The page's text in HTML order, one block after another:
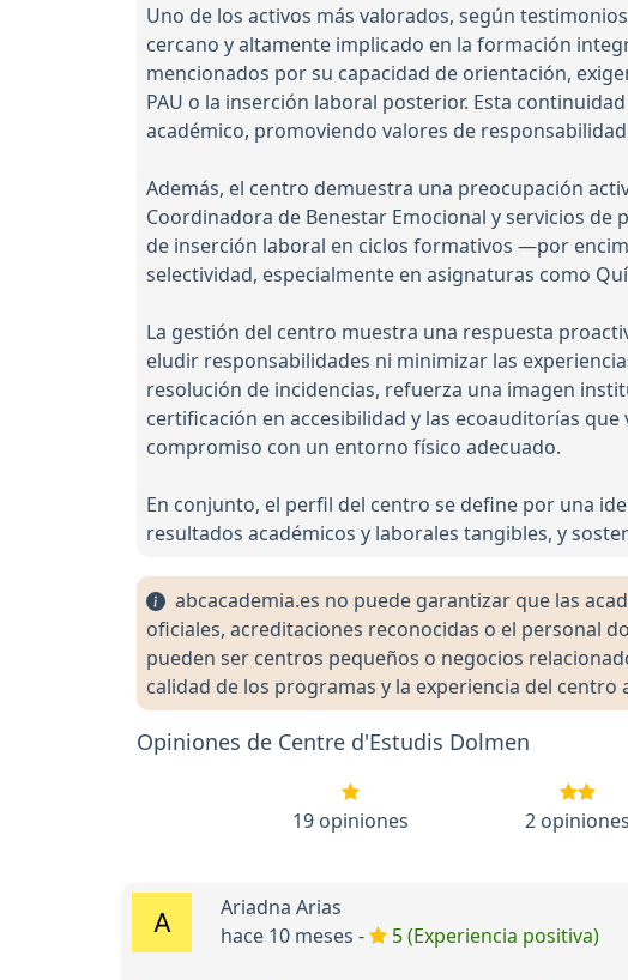
Uno de los activos más valorados, según
cercano y altamente implicado en la formación
mencionados por su capacidad de orientación,
PAU o la inserción laboral posterior. Esta
académico, promoviendo valores de
Además, el centro demuestra una preocupación
Coordinadora de Benestar Emocional y servicios de
de inserción laboral en ciclos formativos —por
selectividad, especialmente en asignaturas como
La gestión del centro muestra una respuesta
eludir responsabilidades ni minimizar las
resolución de incidencias, refuerza una imagen
certificación en accesibilidad y las ecoauditorías
compromiso con un entorno físico adecuado.
En conjunto, el perfil del centro se define por una
resultados académicos y laborales tangibles, y
abcacademia.es no puede garantizar que las
oficiales, acreditaciones reconocidas o el personal
pueden ser centros pequeños o negocios
calidad de los programas y la experiencia del
Opiniones de Centre d'Estudis Dolmen
19 opiniones 2 opiniones
Ariadna Arias
hace 10 meses -
5 (Experiencia positiva)